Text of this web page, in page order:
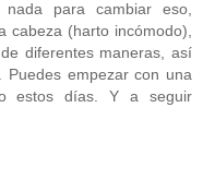
para cambiar eso,
cabeza (harto incómodo),
diferentes maneras, así
empezar con una
estos días. Y a seguir